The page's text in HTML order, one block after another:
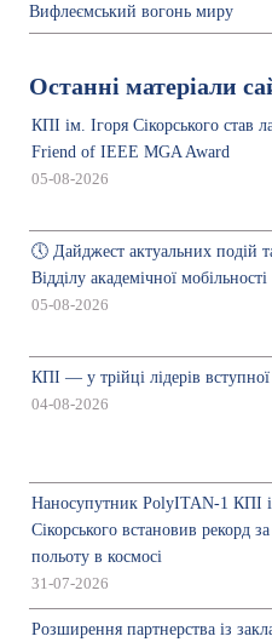
Вифлеємський вогонь миру
Останні матеріали
КПІ ім. Ігоря Сікорського став
Friend of IEEE MGA Award
05-08-2026
🕔 Дайджест актуальних подій
Відділу академічної мобільності
05-08-2026
КПІ — у трійці лідерів
04-08-2026
Наносупутник PolyITAN-1 КПІ
Сікорського встановив рекорд
польоту в космосі
31-07-2026
Розширення партнерства із